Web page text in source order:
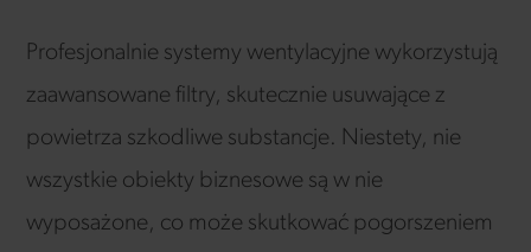
Profesjonalnie systemy wentylacyjne wykorzystują
zaawansowane filtry, skutecznie usuwające z
powietrza szkodliwe substancje. Niestety, nie
wszystkie obiekty biznesowe są w nie
wyposażone, co może skutkować pogorszeniem